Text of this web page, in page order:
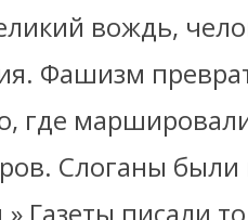
вождь,
Фашизм
где
Слоганы были